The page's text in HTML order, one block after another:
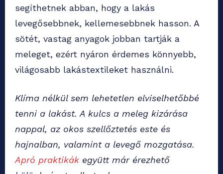
segíthetnek abban, hogy a lakás
levegősebbnek, kellemesebbnek hasson. A
sötét, vastag anyagok jobban tartják a
meleget, ezért nyáron érdemes könnyebb,
világosabb lakástextileket használni.
Klíma nélkül sem lehetetlen elviselhetőbbé
tenni a lakást. A kulcs a meleg kizárása
nappal, az okos szellőztetés este és
hajnalban, valamint a levegő mozgatása.
Apró praktikák együtt már érezhető